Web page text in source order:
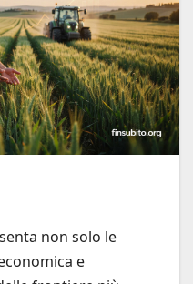
non solo le
e